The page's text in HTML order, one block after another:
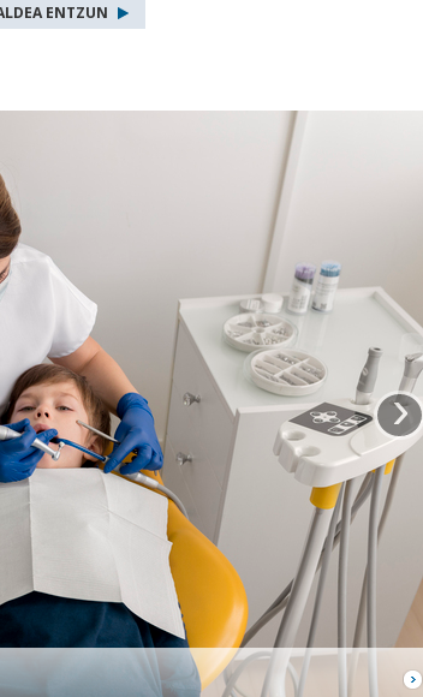
ENTZUN
›